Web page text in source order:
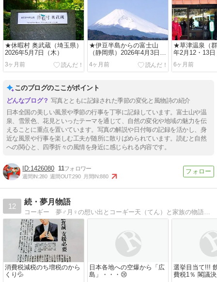
★休暇村 奥武蔵（埼玉県）
2026年5月7日（木）
3ヶ月前
★伊豆半島からの富士山
（静岡県）2026年4月3日
（金）
4ヶ月前
★草津温泉（
年2月12・13
6ヶ月前
このブログのここがポイント
写真とともに記録された季節の変化と風物詩の紹介
日本全国の美しい風景や季節の行事を丁寧に記録しています。富士山や温
泉、雪景色、花見といったテーマを通じて、自然の変化や地域の魅力を伝
えることに重点を置いています。写真の解説や日付毎の記録を活かし、身
近な風景や行事を楽しむ工夫が随所に散りばめられています。読むと自然
への関心と、四季折々の風情を身近に感じられる内容です。
1426080 11
週間IN:280 週間OUT:290 月間IN:880
12
続・夢月物語
コーギー 夢♂月♀の想い出とコーギー天（てん）と家族の物語。実家の父母闘病介護の記録。
消費税減税のち増税のから
くり💦
日本各地への空爆から「広
島」・・・😢
選挙目当て!!!
費税1％ 閣議